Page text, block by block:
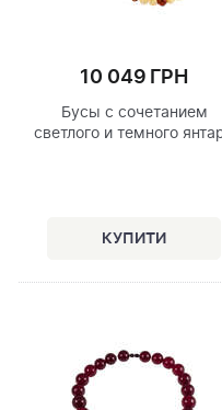
10 049 ГРН
Бусы с сочетанием
светлого и темного